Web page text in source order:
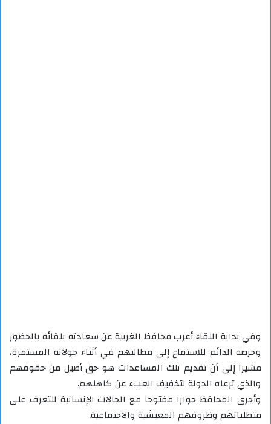
وفي بداية اللقاء أعرب محافظ الغربية عن سعادته بلقائه بالحضور
وحرصه الدائم للاستماع إلى مطالبهم في أثناء جولاته المستمرة،
مشيرا إلى أن تقديم تلك المساعدات هو حق أصيل من حقوقهم
والذي ترعاه الدولة لتخفيف العبء عن كاهلهم.
وأجرى المحافظ حوارا مفتوحا مع الحالات الإنسانية للتعرف على
متطلباتهم وظروفهم المعيشية والاجتماعية.